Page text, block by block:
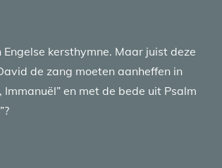
kersthymne. Maar juist deze
de zang moeten aanheffen in
en met de bede uit Psalm